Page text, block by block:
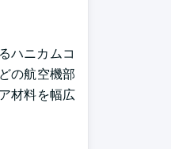
ハニカムコ
の航空機部
材料を幅広